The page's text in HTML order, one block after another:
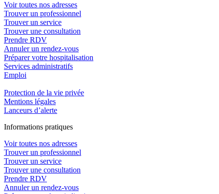
Voir toutes nos adresses
Trouver un professionnel
Trouver un service
Trouver une consultation
Prendre RDV
Annuler un rendez-vous
Préparer votre hospitalisation
Services administratifs
Emploi​
Protection de la vie privée
Mentions légales
Lanceurs d’alerte
Informations pratiques
Voir toutes nos adresses
Trouver un professionnel
Trouver un service
Trouver une consultation
Prendre RDV
Annuler un rendez-vous